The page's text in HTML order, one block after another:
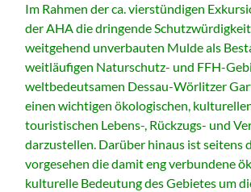
Im Rahmen der ca. vierstündigen
der AHA die dringende
weitgehend unverbauten Mulde als
weitläufigen Naturschutz- und FFH-
weltbedeutsamen Dessau-Wörlitzer
einen wichtigen ökologischen,
touristischen Lebens-, Rückzugs- und
darzustellen. Darüber hinaus ist seitens
vorgesehen die damit eng verbundene
kulturelle Bedeutung des Gebietes um